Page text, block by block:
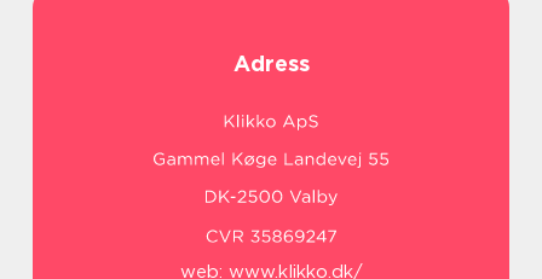
Adress
web: www.klikko.dk/